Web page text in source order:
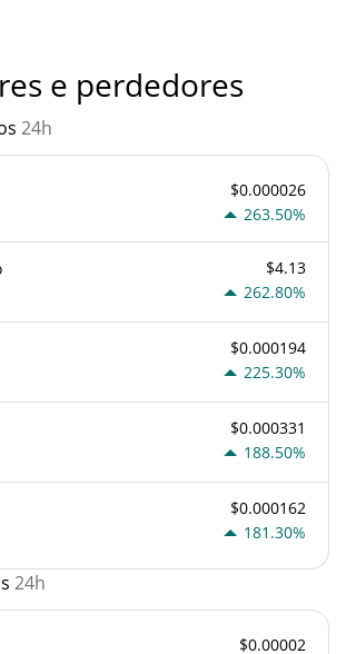
e perdedores
24h
$0.000026
263.50%
$4.13
262.80%
$0.000194
225.30%
$0.000331
188.50%
$0.000162
181.30%
24h
$0.00002